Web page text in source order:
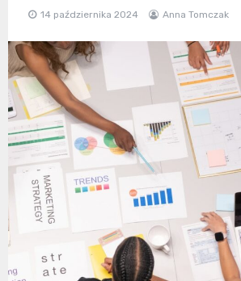
14 października 2024 Anna Tomczak